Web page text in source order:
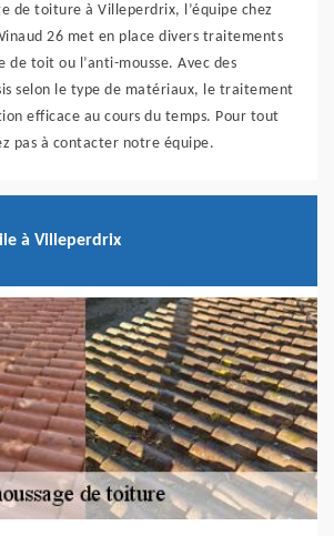
de toiture à Villeperdrix, l’équipe chez
26 met en place divers traitements
de toit ou l’anti-mousse. Avec des
selon le type de matériaux, le traitement
efficace au cours du temps. Pour tout
pas à contacter notre équipe.
à Villeperdrix